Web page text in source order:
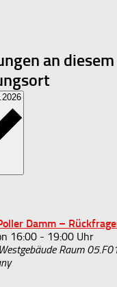
an diesem
Datum
Damm –
16:00- 19:00
Raum